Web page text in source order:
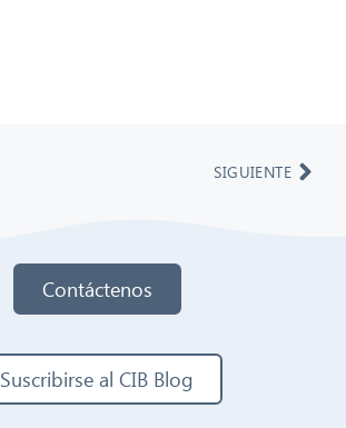
SIGUIENTE
Contáctenos
Suscribirse al CIB Blog